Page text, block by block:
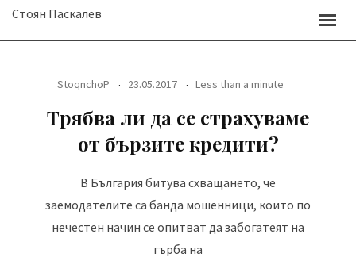
SkipСтоян Паскалев
StoqnchoP 23.05.2017 Less than a minute
Трябва ли да се страхуваме
от бързите кредити?
В България битува схващането, че
заемодателите са банда мошенници, които по
нечестен начин се опитват да забогатеят на
гърба на